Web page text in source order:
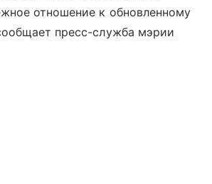
отношение к обновленному
пресс-служба мэрии